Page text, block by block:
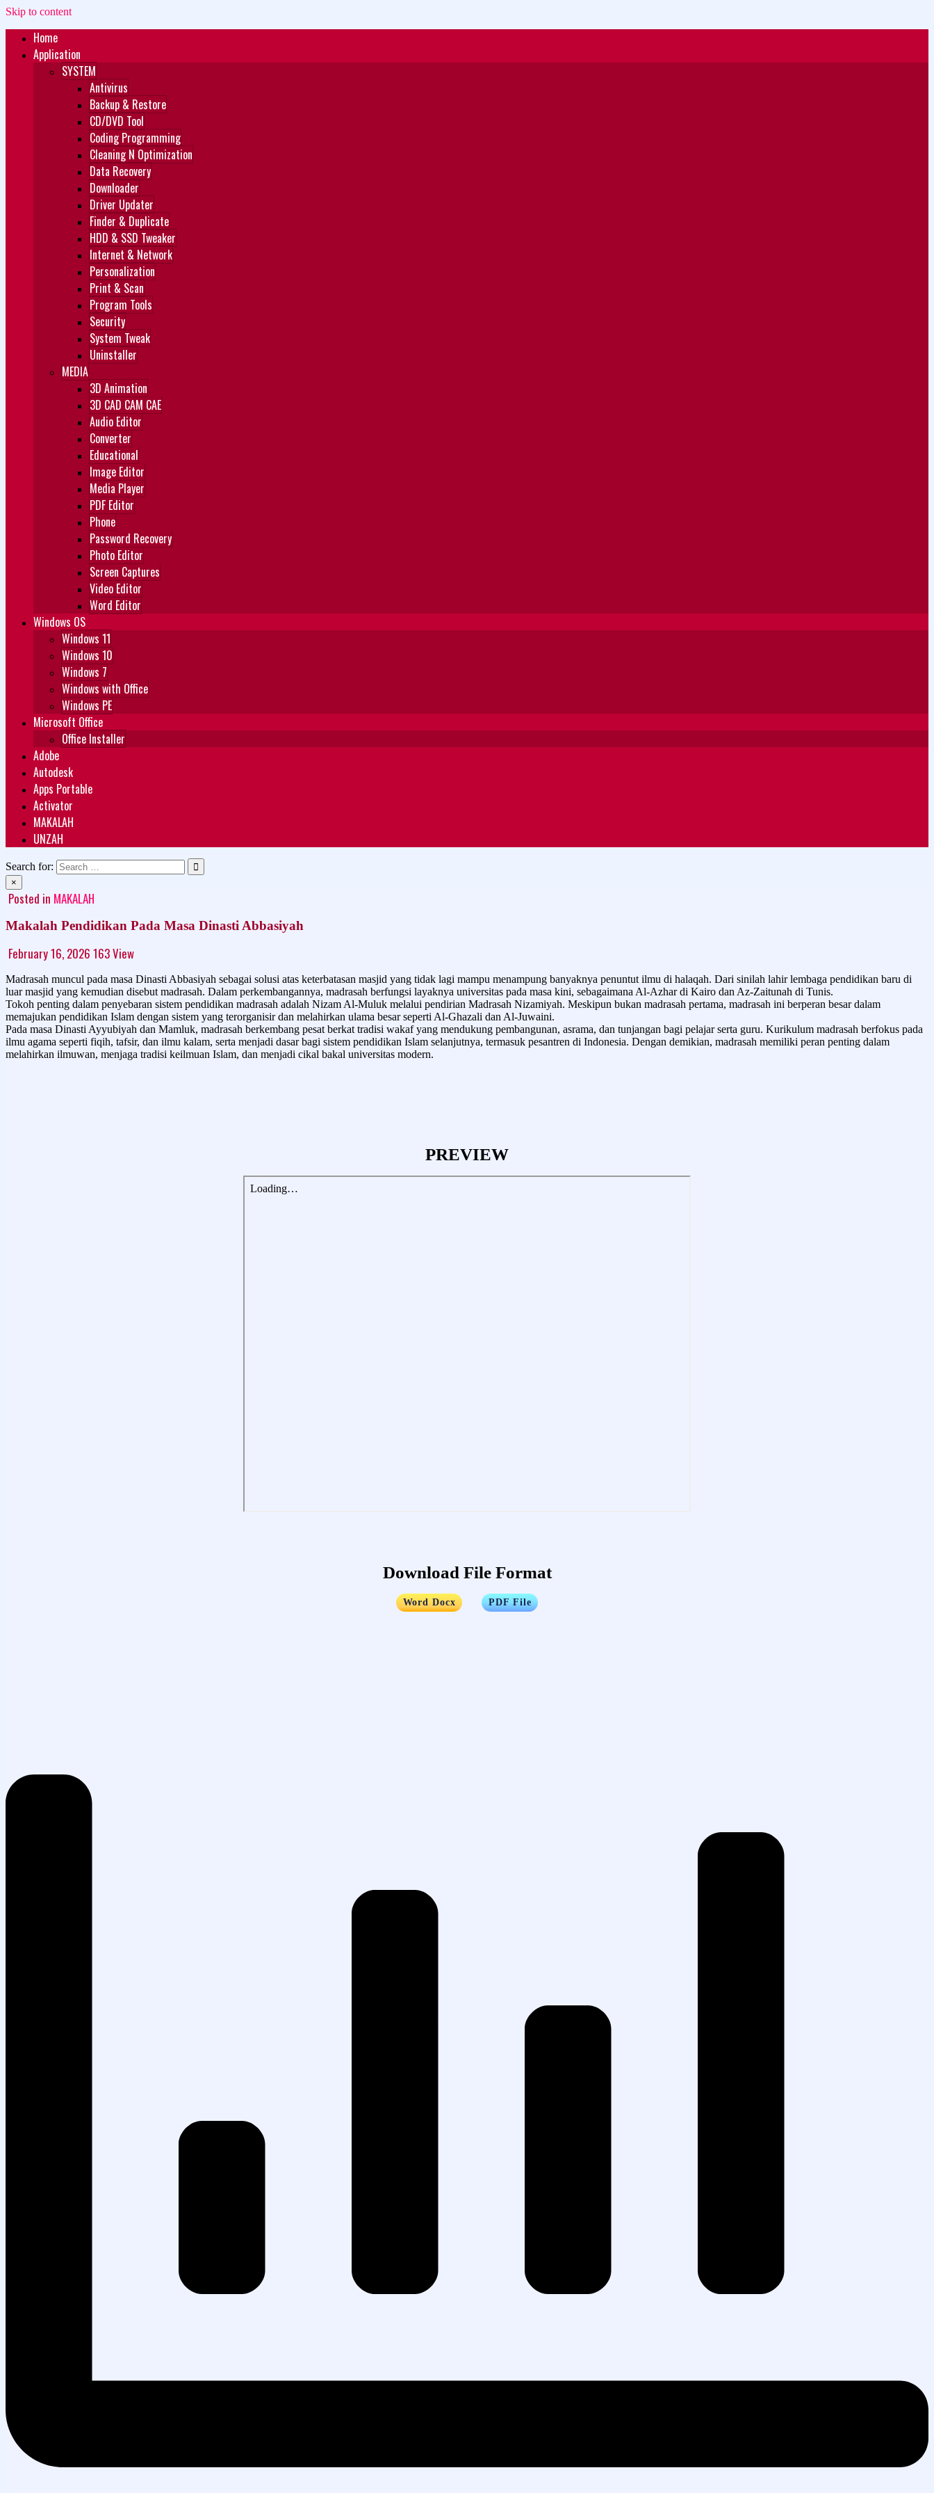
Skip to content
Zukét Printing
Free Download
Home
Application
SYSTEM
Antivirus
Backup & Restore
CD/DVD Tool
Coding Programming
Cleaning N Optimization
Data Recovery
Downloader
Driver Updater
Finder & Duplicate
HDD & SSD Tweaker
Internet & Network
Personalization
Print & Scan
Program Tools
Security
System Tweak
Uninstaller
MEDIA
3D Animation
3D CAD CAM CAE
Audio Editor
Converter
Educational
Image Editor
Media Player
PDF Editor
Phone
Password Recovery
Photo Editor
Screen Captures
Video Editor
Word Editor
Windows OS
Windows 11
Windows 10
Windows 7
Windows with Office
Windows PE
Microsoft Office
Office Installer
Adobe
Autodesk
Apps Portable
Activator
MAKALAH
UNZAH
Search for:
×
Posted in MAKALAH
Makalah Pendidikan Pada Masa Dinasti Abbasiyah
February 16, 2026 163View
Madrasah muncul pada masa Dinasti Abbasiyah sebagai solusi atas keterbatasan masjid yang tidak lagi mampu menampung banyaknya penuntut ilmu di halaqah. Dari sinilah lahir lembaga pendidikan baru di
luar masjid yang kemudian disebut madrasah. Dalam perkembangannya, madrasah berfungsi layaknya universitas pada masa kini, sebagaimana Al-Azhar di Kairo dan Az-Zaitunah di Tunis.
Tokoh penting dalam penyebaran sistem pendidikan madrasah adalah Nizam Al-Muluk melalui pendirian Madrasah Nizamiyah. Meskipun bukan madrasah pertama, madrasah ini berperan besar dalam
memajukan pendidikan Islam dengan sistem yang terorganisir dan melahirkan ulama besar seperti Al-Ghazali dan Al-Juwaini.
Pada masa Dinasti Ayyubiyah dan Mamluk, madrasah berkembang pesat berkat tradisi wakaf yang mendukung pembangunan, asrama, dan tunjangan bagi pelajar serta guru. Kurikulum madrasah berfokus pada
ilmu agama seperti fiqih, tafsir, dan ilmu kalam, serta menjadi dasar bagi sistem pendidikan Islam selanjutnya, termasuk pesantren di Indonesia. Dengan demikian, madrasah memiliki peran penting dalam
melahirkan ilmuwan, menjaga tradisi keilmuan Islam, dan menjadi cikal bakal universitas modern.
PREVIEW
Download File Format
Word Docx ….. PDF File